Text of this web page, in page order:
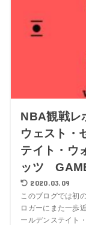
NBA観戦レ
ウェスト・
テイト・ウ
ッツ
2020.03.09
このブログでは初
ロガーにまた一歩
ールデンステイト